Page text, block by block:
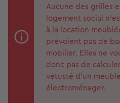
Aucune des grilles
logement social
à la location
prévoient pas de
mobilier. Elles ne
donc pas de
vétusté d'un
électroménager.